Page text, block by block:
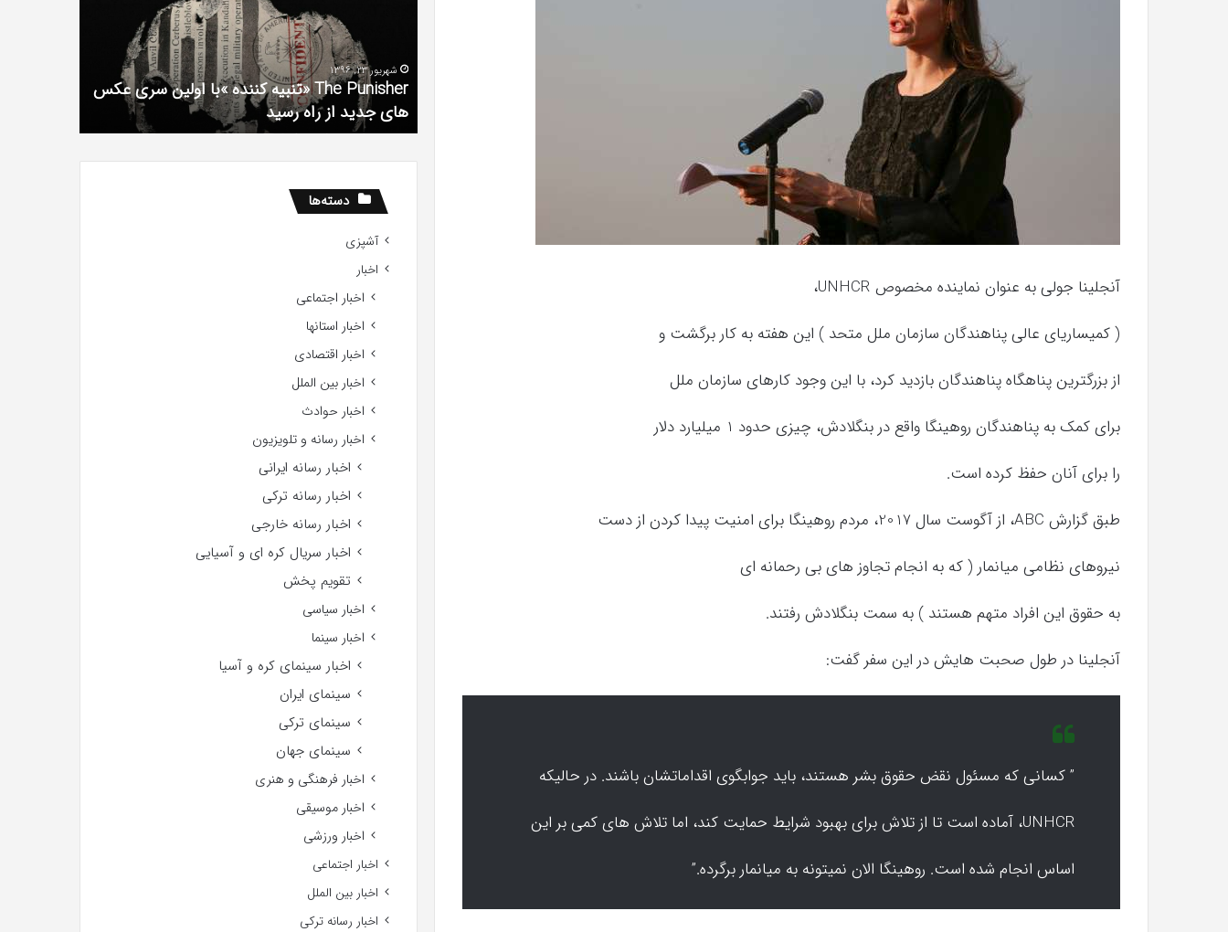
آنجلینا جولی به عنوان نماینده مخصوص UNHCR،
( کمیساریای عالی پناهندگان سازمان ملل متحد ) این هفته به کار برگشت و
از بزرگترین پناهگاه پناهندگان بازدید کرد، با این وجود کارهای سازمان ملل
برای کمک به پناهندگان روهینگا واقع در بنگلادش، چیزی حدود 1 میلیارد دلار
را برای آنان حفظ کرده است.
طبق گزارش ABC، از آگوست سال 2017، مردم روهینگا برای امنیت پیدا کردن از دست
نیروهای نظامی میانمار ( که به انجام تجاوز های بی رحمانه ای
به حقوق این افراد متهم هستند ) به سمت بنگلادش رفتند.
آنجلینا در طول صحبت هایش در این سفر گفت:
” کسانی که مسئول نقض حقوق بشر هستند، باید جوابگوی اقداماتشان باشند. در حالیکه
UNHCR، آماده است تا از تلاش برای بهبود شرایط حمایت کند، اما تلاش های کمی بر این
اساس انجام شده است. روهینگا الان نمیتونه به میانمار برگرده.”
همه چیز در مورد سریال دروغ شیرین من
عکس
های
جدید
از
شهریور 23, 1396
The Punisher «تنبیه کننده »با اولین سری عکس
های جدید از راه رسید
دسته‌ها
آشپزی
اخبار
اخبار اجتماعی
اخبار استانها
اخبار اقتصادی
اخبار بین الملل
اخبار حوادث
اخبار رسانه و تلویزیون
اخبار رسانه ایرانی
اخبار رسانه ترکی
اخبار رسانه خارجی
اخبار سریال کره ای و آسیایی
تقویم پخش
اخبار سیاسی
اخبار سینما
اخبار سینمای کره و آسیا
سینمای ایران
سینمای ترکی
سینمای جهان
اخبار فرهنگی و هنری
اخبار موسیقی
اخبار ورزشی
اخبار اجتماعی
اخبار بین الملل
اخبار رسانه ترکی